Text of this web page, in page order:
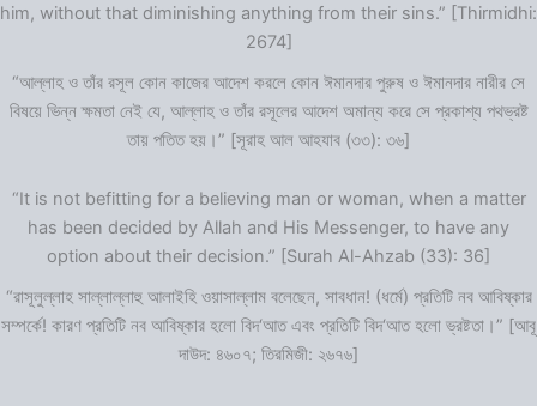
him, without that diminishing anything from their sins.” [Thirmidhi:
2674]
“আল্লাহ ও তাঁর রসূল কোন কাজের আদেশ করলে কোন ঈমানদার পুরুষ ও ঈমানদার নারীর সে
বিষয়ে ভিন্ন ক্ষমতা নেই যে, আল্লাহ ও তাঁর রসূলের আদেশ অমান্য করে সে প্রকাশ্য পথভ্রষ্ট
তায় পতিত হয়।” [সূরাহ আল আহযাব (৩৩): ৩৬]
“It is not befitting for a believing man or woman, when a matter
has been decided by Allah and His Messenger, to have any
option about their decision.” [Surah Al-Ahzab (33): 36]
“রাসূলুল্লাহ সাল্লাল্লাহু আলাইহি ওয়াসাল্লাম বলেছেন, সাবধান! (ধর্মে) প্রতিটি নব আবিষ্কার
সম্পর্কে! কারণ প্রতিটি নব আবিষ্কার হলো বিদ‘আত এবং প্রতিটি বিদ‘আত হলো ভ্রষ্টতা।” [আবূ
দাউদ: ৪৬০৭; তিরমিজী: ২৬৭৬]